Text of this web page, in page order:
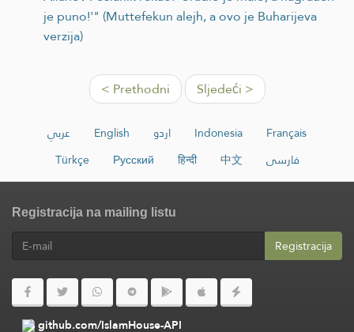
je puno!'" (Muttefekun alejh, a ovo je Buharijeva
verzija)
< Prethodni Sljedeći >
عربي English اردو Indonesia
Français
Türkçe
Русский हिन्दी 中文 فارسی
Registracija na mailing listu
Registracija
github.com/IslamHouse-API